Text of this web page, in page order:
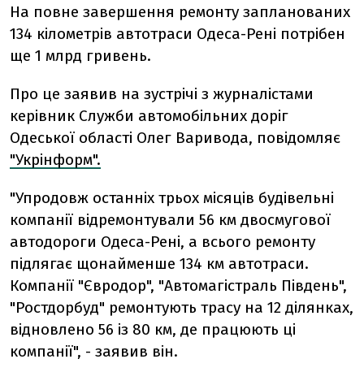
На повне завершення ремонту запланованих
134 кілометрів автотраси Одеса-Рені потрібен
ще 1 млрд гривень.
Про це заявив на зустрічі з журналістами
керівник Служби автомобільних доріг
Одеської області Олег Варивода, повідомляє
"Укрінформ".
"Упродовж останніх трьох місяців будівельні
компанії відремонтували 56 км двосмугової
автодороги Одеса-Рені, а всього ремонту
підлягає щонайменше 134 км автотраси.
Компанії "Євродор", "Автомагістраль Південь",
"Ростдорбуд" ремонтують трасу на 12 ділянках,
відновлено 56 із 80 км, де працюють ці
компанії", - заявив він.